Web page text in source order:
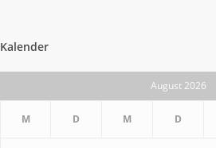
Kalender
August 2026
M D M D